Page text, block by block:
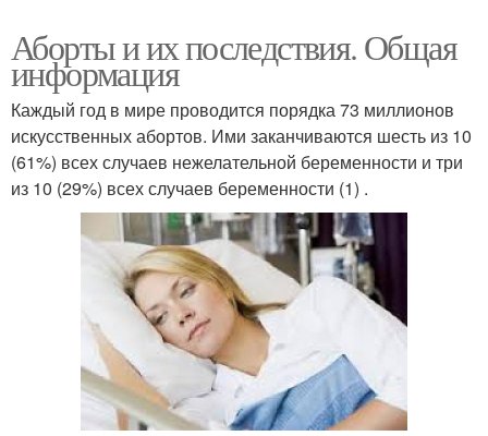
Аборты и их последствия. Общая
информация
Каждый год в мире проводится порядка 73 миллионов
искусственных абортов. Ими заканчиваются шесть из 10
(61%) всех случаев нежелательной беременности и три
из 10 (29%) всех случаев беременности (1) .